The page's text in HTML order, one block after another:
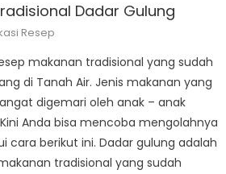
Dadar Gulung
Resep
makanan tradisional yang sudah
di Tanah Air. Jenis makanan yang
digemari oleh anak – anak
Anda bisa mencoba mengolahnya
cara berikut ini. Dadar gulung adalah
tradisional yang sudah